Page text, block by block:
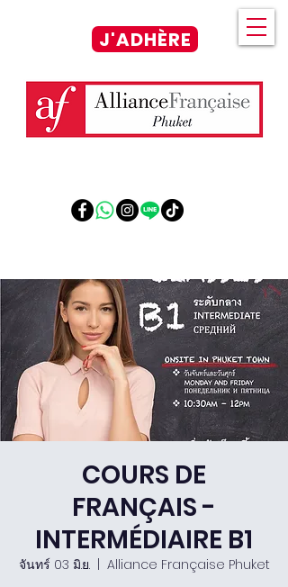
J'ADHÈRE
COURS DE
FRANÇAIS -
INTERMÉDIAIRE B1
จันทร์ 03 มิ.ย.
  |
Alliance Française Phuket